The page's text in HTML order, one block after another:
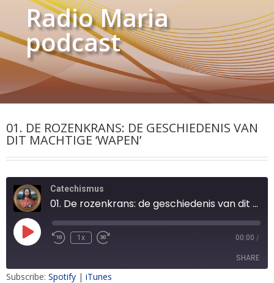
Radio Maria
podcast
01. DE ROZENKRANS: DE GESCHIEDENIS VAN
DIT MACHTIGE ‘WAPEN’
Catechismus
01. De rozenkrans: de geschiedenis van dit machtige ‘wapen’
1x 00:00 /
SHARE
Subscribe: Spotify | iTunes